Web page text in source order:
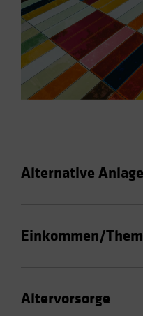
Alternative
Einkommen/
Altervorsorge